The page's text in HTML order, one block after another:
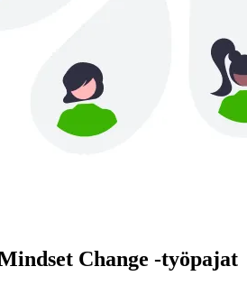
Change -työpajat